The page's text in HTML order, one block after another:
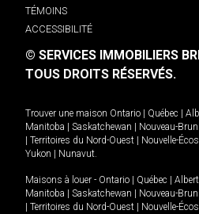
TÉMOINS
ACCESSIBILITÉ
© SERVICES IMMOBILIERS
TOUS DROITS RÉSERVÉS.
Trouver une maison Ontario Québec
Manitoba
Saskatchewan Nouveau-
Territoires du Nord-Ouest Nouvelle-
Yukon
Nunavut.
Maisons à louer - Ontario Québec
Manitoba
Saskatchewan Nouveau-
Territoires du Nord-Ouest Nouvelle-